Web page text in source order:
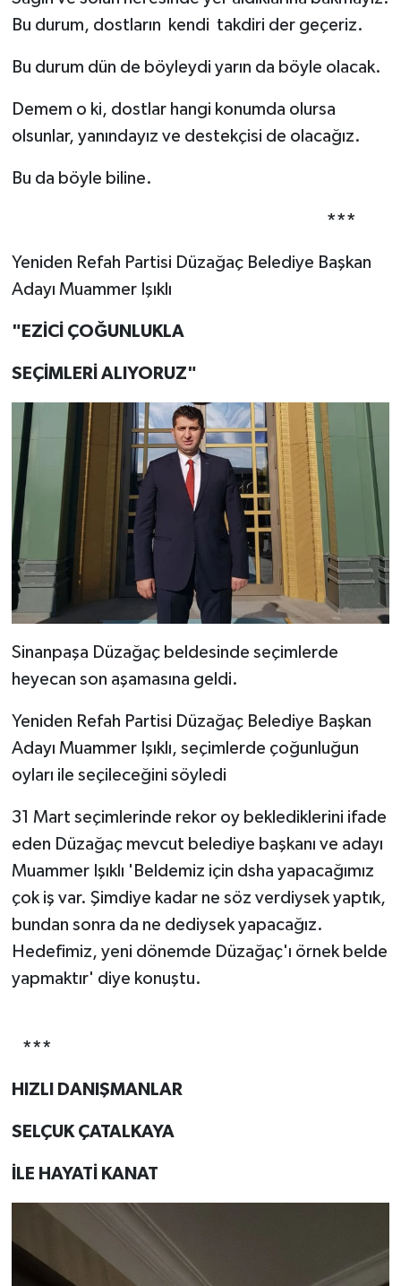
Bu durum, dostların kendi takdiri der geçeriz.
Bu durum dün de böyleydi yarın da böyle olacak.
Demem o ki, dostlar hangi konumda olursa
olsunlar, yanındayız ve destekçisi de olacağız.
Bu da böyle biline.
***
Yeniden Refah Partisi Düzağaç Belediye Başkan
Adayı Muammer Işıklı
"EZİCİ ÇOĞUNLUKLA
SEÇİMLERİ ALIYORUZ"
Sinanpaşa Düzağaç beldesinde seçimlerde
heyecan son aşamasına geldi.
Yeniden Refah Partisi Düzağaç Belediye Başkan
Adayı Muammer Işıklı, seçimlerde çoğunluğun
oyları ile seçileceğini söyledi
31 Mart seçimlerinde rekor oy beklediklerini ifade
eden Düzağaç mevcut belediye başkanı ve adayı
Muammer Işıklı 'Beldemiz için dsha yapacağımız
çok iş var. Şimdiye kadar ne söz verdiysek yaptık,
bundan sonra da ne dediysek yapacağız.
Hedefimiz, yeni dönemde Düzağaç'ı örnek belde
yapmaktır' diye konuştu.
***
HIZLI DANIŞMANLAR
SELÇUK ÇATALKAYA
İLE HAYATİ KANAT